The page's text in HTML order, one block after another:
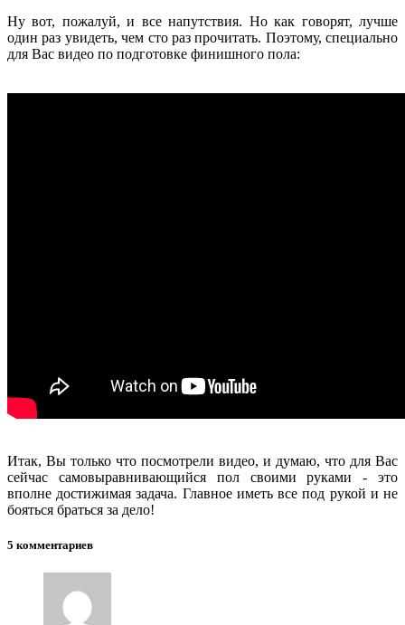
Ну вот, пожалуй, и все напутствия. Но как говорят, лучше
один раз увидеть, чем сто раз прочитать. Поэтому, специально
для Вас видео по подготовке финишного пола:
Итак, Вы только что посмотрели видео, и думаю, что для Вас
сейчас самовыравнивающийся пол своими руками - это
вполне достижимая задача. Главное иметь все под рукой и не
бояться браться за дело!
5 комментариев